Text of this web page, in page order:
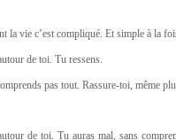
la vie c’est compliqué. Et simple à la
de toi. Tu ressens.
pas tout. Rassure-toi, même
de toi. Tu auras mal, sans